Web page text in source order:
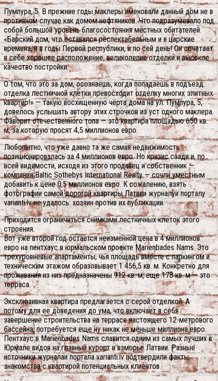
Пумпура, 5. В прежние годы маклеры именовали данный дом не в
противном случае как домом нефтяников. Что подразумевало под
собой большой уровень благосостояния местных обитателей.
«Барский дом, что оставался респектабельным и в царские
времена, и в годы Первой республики, и по сей день! Он сочетает
в себе хорошее расположение, великолепие отделки и высокое
качество постройки.
О том, что это за дом, осознаёшь, когда попадаешь в подъезд:
отделка лестничной клетки превосходит отделку многих элитных
квартир!» — такую восхищенную чёрта дома на ул. Пумпура, 5,
довелось услышать автору этих строчков из уст одного маклера.
Фаворит отечественного топа — это квартира площадью 650 кв.
м, за которую просят 4,5 миллионов евро.
Любопытно, что уже давно та же самая недвижимость
позиционировалась за 4 миллионов евро. Но кризис сзади и, по
всей видимости, исходя из этого продавец и собственник —
компания Baltic Sothebys International Realty — сочли уместным
добавить к цене 0,5 миллионов евро. К сожалению, взять
фотографии самой дорогой квартиры Латвии журналуи порталу
varianti.lv не удалось: хозяин против их публикации.
Приходится ограничиться снимками лестничных клеток этого
строения.
Вот уже второй год остается неизменной цена в 4 миллионов
евро на пентхаус в юрмальском проекте Marienbades Nams. Это
трехуровневые апартаменты, чья площадь вместе с паркингом и
техническим этажом образовывает 1 456,5 кв. м. Конкретно для
проживания из них предназначены 912 кв. м, еще 178 кв. м — это
терраса.
Эксклюзивная квартира предлагается с серой отделкой. А
потому для ее доведения до ума, что включает в себя
завершение строительства на террасе настоящего 12-метрового
бассейна, потребуется еще ну никак не меньше миллиона евро.
Пентхаус в Marienbades Nams славится одним из самых лучших в
Юрмале видов на главный курорт и взморье Латвии. Разные
источники журналаи портала varianti.lv подтвердили факты
знакомства с квартирой потенциальных клиентов.